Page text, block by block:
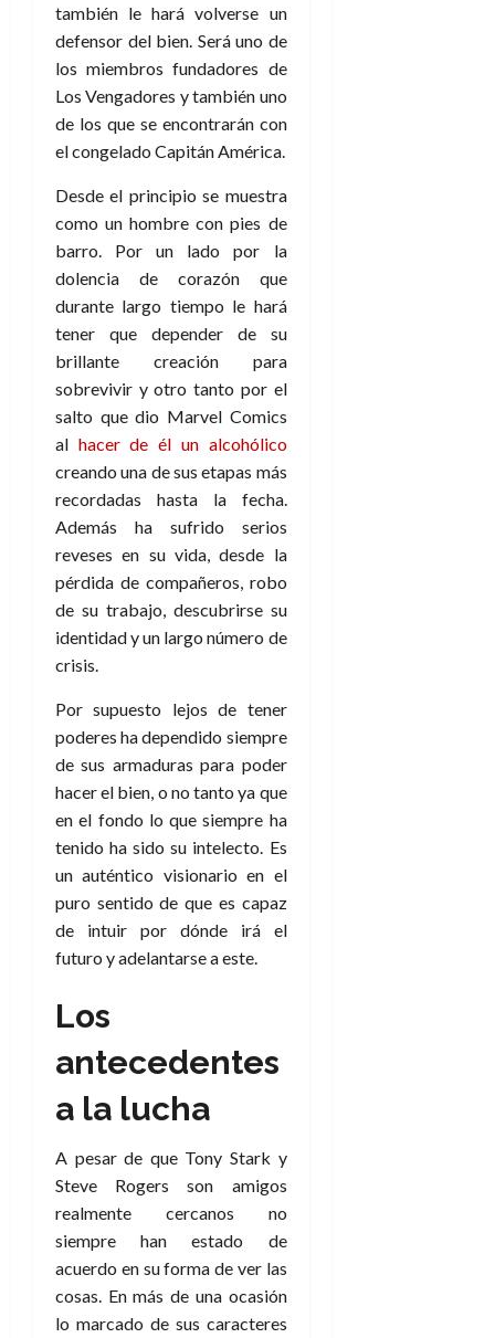
también le hará volverse un
defensor del bien. Será uno de
los miembros fundadores de
Los Vengadores y también uno
de los que se encontrarán con
el congelado Capitán América.
Desde el principio se muestra
como un hombre con pies de
barro. Por un lado por la
dolencia de corazón que
durante largo tiempo le hará
tener que depender de su
brillante creación para
sobrevivir y otro tanto por el
salto que dio Marvel Comics
al hacer de él un alcohólico
creando una de sus etapas más
recordadas hasta la fecha.
Además ha sufrido serios
reveses en su vida, desde la
pérdida de compañeros, robo
de su trabajo, descubrirse su
identidad y un largo número de
crisis.
Por supuesto lejos de tener
poderes ha dependido siempre
de sus armaduras para poder
hacer el bien, o no tanto ya que
en el fondo lo que siempre ha
tenido ha sido su intelecto. Es
un auténtico visionario en el
puro sentido de que es capaz
de intuir por dónde irá el
futuro y adelantarse a este.
Los
antecedentes
a la lucha
A pesar de que Tony Stark y
Steve Rogers son amigos
realmente cercanos no
siempre han estado de
acuerdo en su forma de ver las
cosas. En más de una ocasión
lo marcado de sus caracteres